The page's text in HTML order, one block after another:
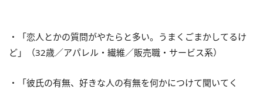
・「恋人とかの質問がやたらと多い。うまくごまかしてるけ
ど」（32歳／アパレル・繊維／販売職・サービス系）
・「彼氏の有無、好きな人の有無を何かにつけて聞いてく